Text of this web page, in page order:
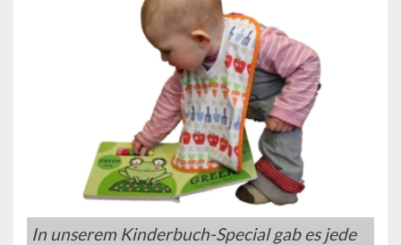
In unserem Kinderbuch-Special gab es jede